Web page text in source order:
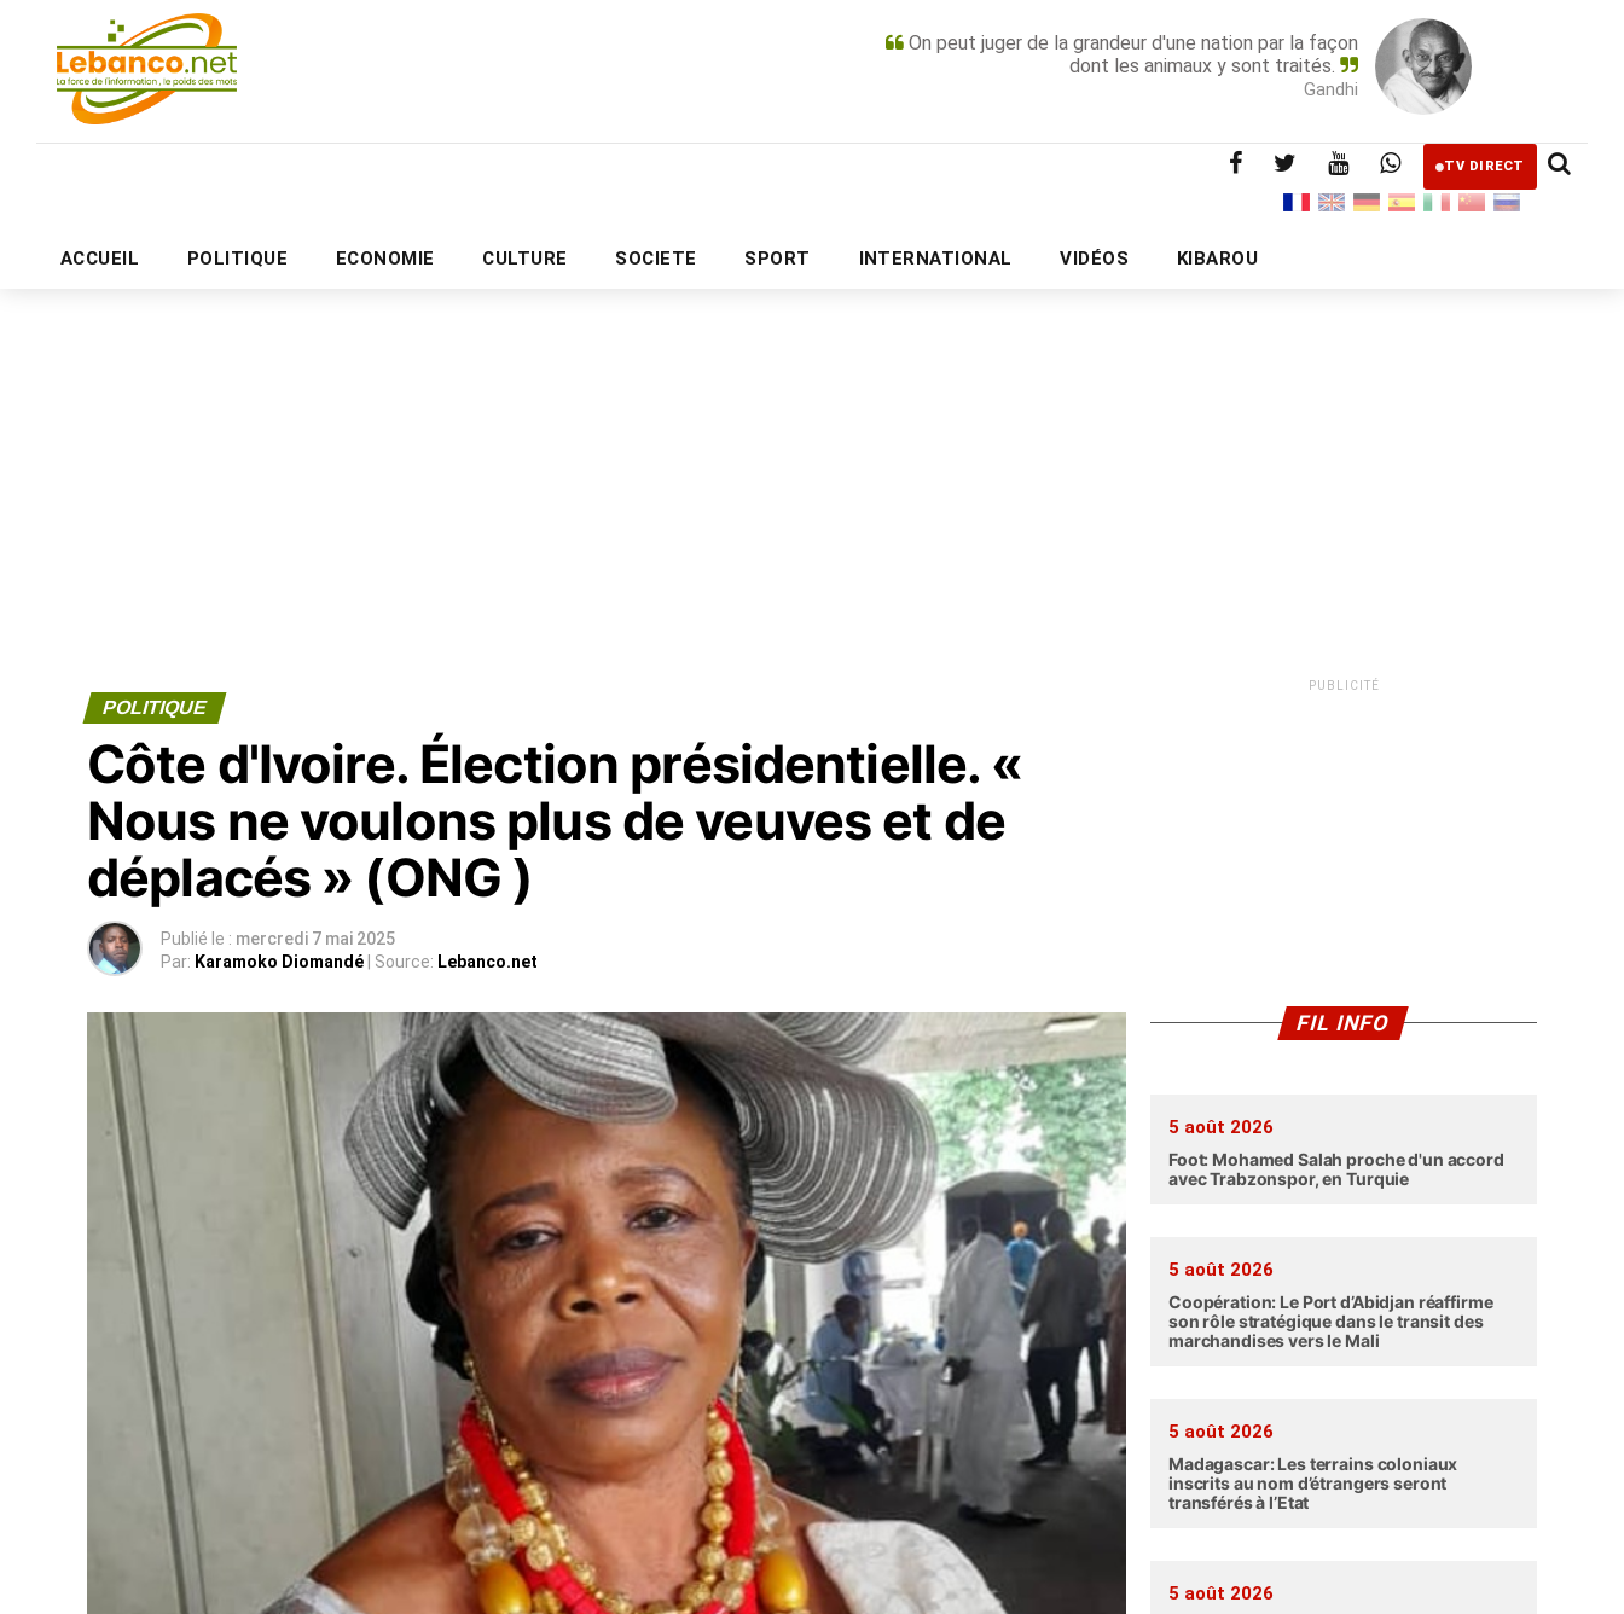
On peut juger de la grandeur d'une nation par la façon
dont les animaux y sont traités.
Gandhi
TV DIRECT
ACCUEIL POLITIQUE ECONOMIE CULTURE SOCIETE SPORT INTERNATIONAL VIDÉOS KIBAROU
PUBLICITÉ
POLITIQUE
Côte d'Ivoire. Élection présidentielle. «
Nous ne voulons plus de veuves et de
déplacés » (ONG )
Publié le : mercredi 7 mai 2025
Par: Karamoko Diomandé | Source: Lebanco.net
PUBLICITÉ
FIL INFO
5 août 2026
Foot: Mohamed Salah proche d'un accord
avec Trabzonspor, en Turquie
5 août 2026
Coopération: Le Port d’Abidjan réaffirme
son rôle stratégique dans le transit des
marchandises vers le Mali
5 août 2026
Madagascar: Les terrains coloniaux
inscrits au nom d’étrangers seront
transférés à l’Etat
5 août 2026